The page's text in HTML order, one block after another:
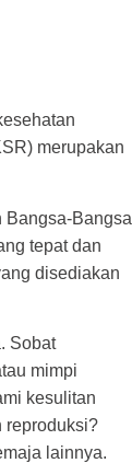
merupakan
Bangsa-Bangsa
tepat dan
disediakan
Sobat
mimpi
kesulitan
reproduksi?
lainnya.